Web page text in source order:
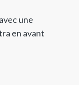
une
en avant